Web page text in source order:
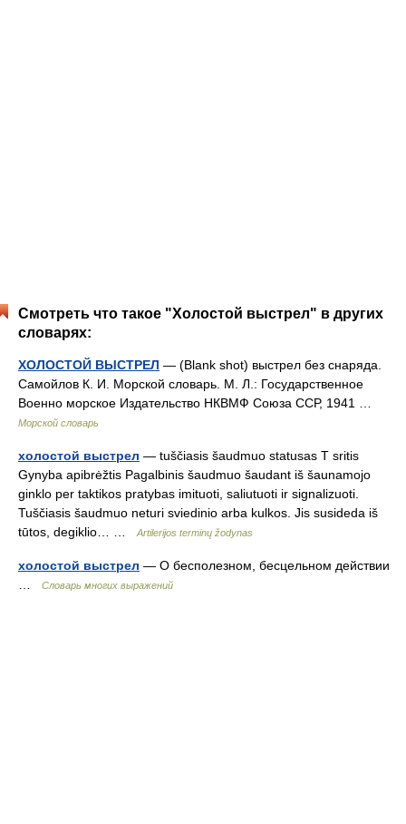
Смотреть что такое "Холостой выстрел" в других
словарях:
ХОЛОСТОЙ ВЫСТРЕЛ — (Blank shot) выстрел без снаряда.
Самойлов К. И. Морской словарь. М. Л.: Государственное
Военно морское Издательство НКВМФ Союза ССР, 1941 …
Морской словарь
холостой выстрел — tuščiasis šaudmuo statusas T sritis
Gynyba apibrėžtis Pagalbinis šaudmuo šaudant iš šaunamojo
ginklo per taktikos pratybas imituoti, saliutuoti ir signalizuoti.
Tuščiasis šaudmuo neturi sviedinio arba kulkos. Jis susideda iš
tūtos, degiklio… …
Artilerijos terminų žodynas
холостой выстрел — О бесполезном, бесцельном действии
Словарь многих выражений